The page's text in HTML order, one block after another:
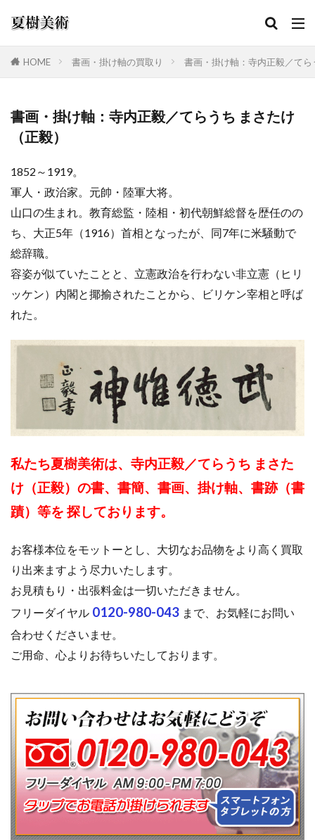
HOME 書画・掛け軸の買取り 書画・掛け軸：寺内正毅／て
書画・掛け軸：寺内正毅／てらうち まさたけ
（正毅）
1852～1919。
軍人・政治家。元帥・陸軍大将。
山口の生まれ。教育総監・陸相・初代朝鮮総督を歴任のの
ち、大正5年（1916）首相となったが、同7年に米騒動で
総辞職。
容姿が似ていたことと、立憲政治を行わない非立憲（ヒリ
ッケン）内閣と揶揄されたことから、ビリケン宰相と呼ば
れた。
私たち夏樹美術は、寺内正毅／てらうち まさた
け（正毅）の書、書簡、書画、掛け軸、書跡（書
蹟）等を 探しております。
お客様本位をモットーとし、大切なお品物をより高く買取
り出来ますよう尽力いたします。
お見積もり・出張料金は一切いただきません。
フリーダイヤル 0120-980-043 まで、お気軽にお問い
合わせくださいませ。
ご用命、心よりお待ちいたしております。
カテゴリー